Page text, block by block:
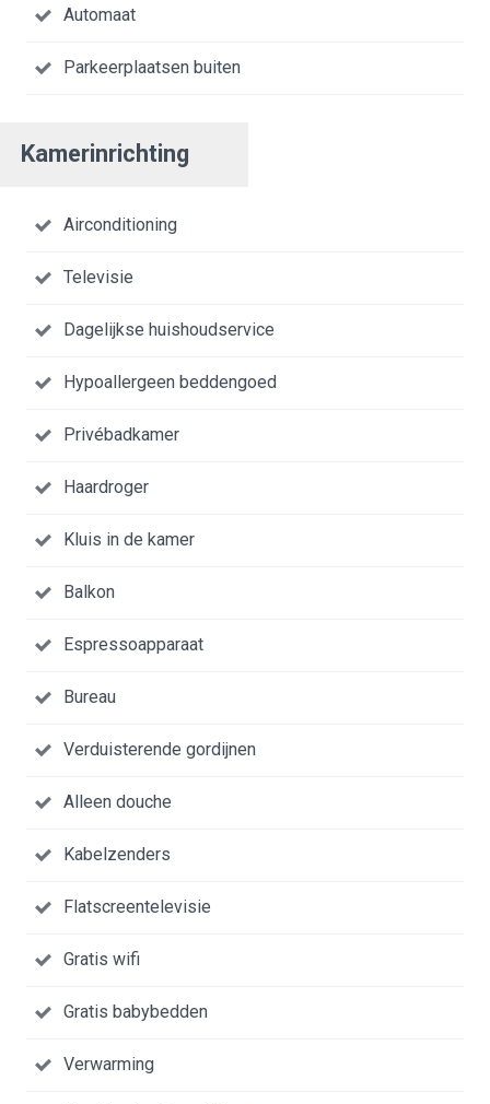
Automaat
Parkeerplaatsen buiten
Kamerinrichting
Airconditioning
Televisie
Dagelijkse huishoudservice
Hypoallergeen beddengoed
Privébadkamer
Haardroger
Kluis in de kamer
Balkon
Espressoapparaat
Bureau
Verduisterende gordijnen
Alleen douche
Kabelzenders
Flatscreentelevisie
Gratis wifi
Gratis babybedden
Verwarming